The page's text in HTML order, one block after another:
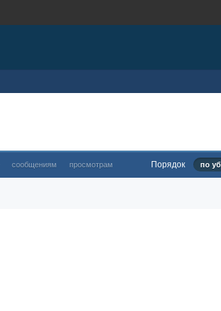
сообщениям просмотрам Порядок по